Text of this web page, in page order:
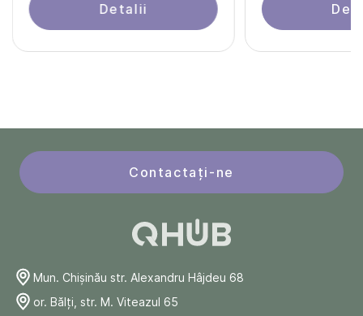
Detalii
Contactați-ne
Mun. Chişinău str. Alexandru Hâjdeu 68
or. Bălți, str. M. Viteazul 65